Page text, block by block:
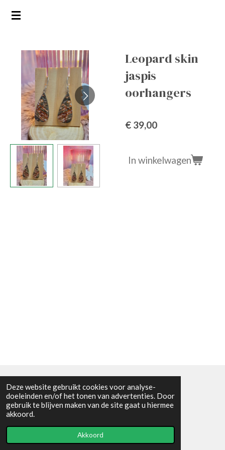
Deze website gebruikt cookies voor analyse-
doeleinden en/of het tonen van advertenties. Door
gebruik te blijven maken van de site gaat u hiermee
akkoord.
Akkoord
Ga
hoofdinhoud
Leopard skin
jaspis
oorhangers
€ 39,00
In winkelwagen
Algemene voorwaarden
© 2021 - RC en mineralenshop Het vlinderpad